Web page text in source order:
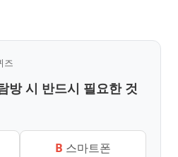
즈
방 시 반드시 필요한 것
B 스마트폰